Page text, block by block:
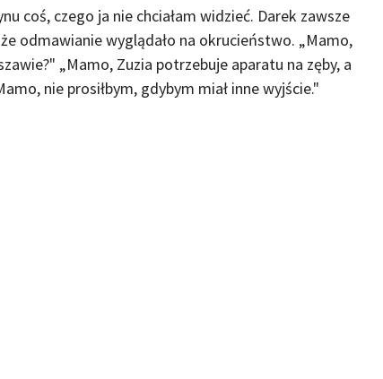
coś, czego ja nie chciałam widzieć. Darek zawsze
odmawianie wyglądało na okrucieństwo. „Mamo,
„Mamo, Zuzia potrzebuje aparatu na zęby, a
nie prosiłbym, gdybym miał inne wyjście."